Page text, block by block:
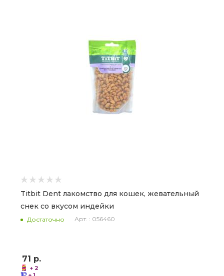
Titbit Dent лакомство для кошек, жевательный
снек со вкусом индейки
Достаточно Арт. : 056460
71 р.
+ 2